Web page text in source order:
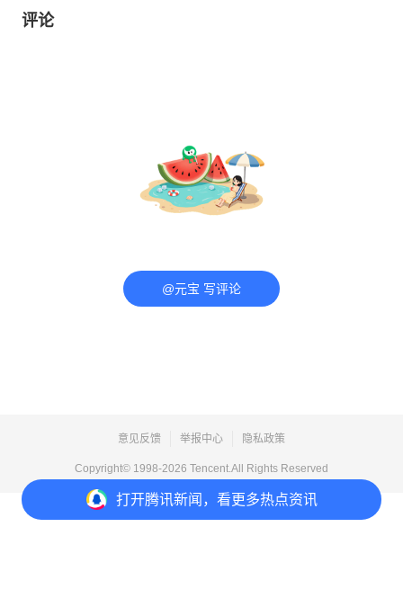
打开腾讯新闻，看更多热点资讯
评论
@元宝 写评论
意见反馈 举报中心 隐私政策
Copyright© 1998-2026 Tencent.All Rights Reserved